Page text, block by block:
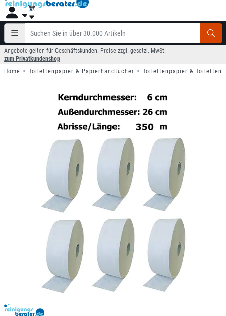
Angebote gelten für Geschäftskunden. Preise zzgl. gesetzl. MwSt.
zum Privatkundenshop
Home
Toilettenpapier & Papierhandtücher Toilettenpapier &